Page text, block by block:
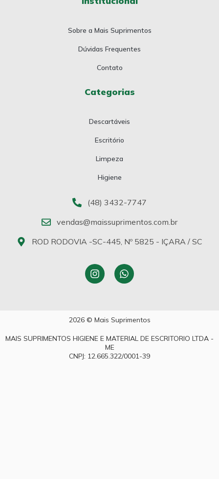
Sobre a Mais Suprimentos
Dúvidas Frequentes
Contato
Categorias
Descartáveis
Escritório
Limpeza
Higiene
(48) 3432-7747
vendas@maissuprimentos.com.br
ROD RODOVIA -SC-445, Nº 5825 - IÇARA / SC
2026 © Mais Suprimentos
MAIS SUPRIMENTOS HIGIENE E MATERIAL DE ESCRITORIO LTDA -
ME
CNPJ: 12.665.322/0001-39